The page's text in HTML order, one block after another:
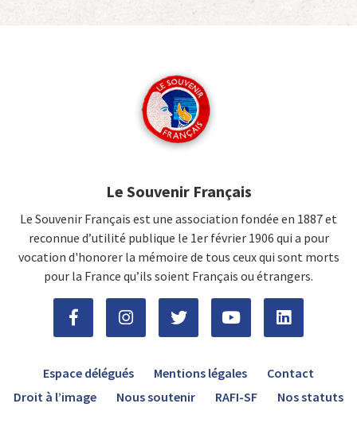
Le Souvenir Français
Le Souvenir Français est une association fondée en 1887 et
reconnue d’utilité publique le 1er février 1906 qui a pour
vocation d'honorer la mémoire de tous ceux qui sont morts
pour la France qu’ils soient Français ou étrangers.
Espace délégués Mentions légales
Contact
Droit à l’image
Nous soutenir RAFI-SF Nos statuts